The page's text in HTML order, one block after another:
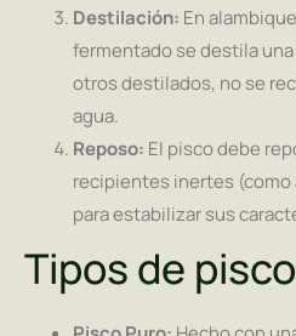
Destilación: En
fermentado se destila
otros destilados, no se
agua.
Reposo: El pisco debe
recipientes inertes
para estabilizar sus
Tipos de